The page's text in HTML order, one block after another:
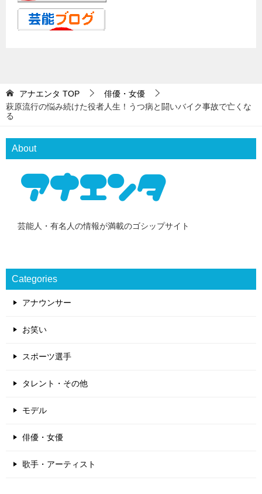
アナエンタ TOP
俳優・女優
萩原流行の悩み続けた役者人生！うつ病と闘いバイク事故で亡くな
る
About
芸能人・有名人の情報が満載のゴシップサイト
Categories
アナウンサー
お笑い
スポーツ選手
タレント・その他
モデル
俳優・女優
歌手・アーティスト